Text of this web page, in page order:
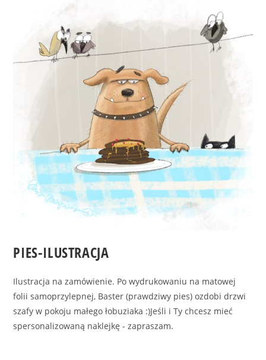
PIES-ILUSTRACJA
Ilustracja na zamówienie. Po wydrukowaniu na matowej
folii samoprzylepnej, Baster (prawdziwy pies) ozdobi drzwi
szafy w pokoju małego łobuziaka :)Jeśli i Ty chcesz mieć
spersonalizowaną naklejkę - zapraszam.